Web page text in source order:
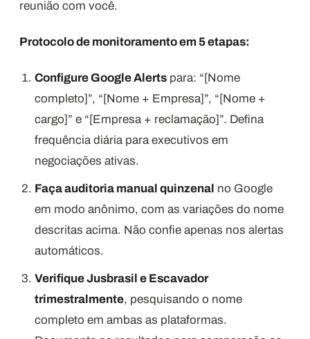
reunião com você.
Protocolo de monitoramento em 5 etapas:
Configure Google Alerts para: “[Nome
completo]”, “[Nome + Empresa]”, “[Nome +
cargo]” e “[Empresa + reclamação]”. Defina
frequência diária para executivos em
negociações ativas.
Faça auditoria manual quinzenal no Google
em modo anônimo, com as variações do nome
descritas acima. Não confie apenas nos alertas
automáticos.
Verifique Jusbrasil e Escavador
trimestralmente, pesquisando o nome
completo em ambas as plataformas.